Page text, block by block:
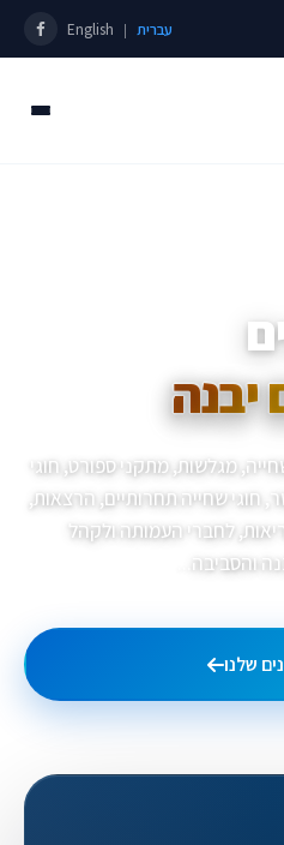
עברית |
English
יבנה
מגלשות, מתקני ספורט, חוגי
חוגי שחייה תחרותיים, הרצאות,
לחברי העמותה ולקהל
והסביבה...
שלנו